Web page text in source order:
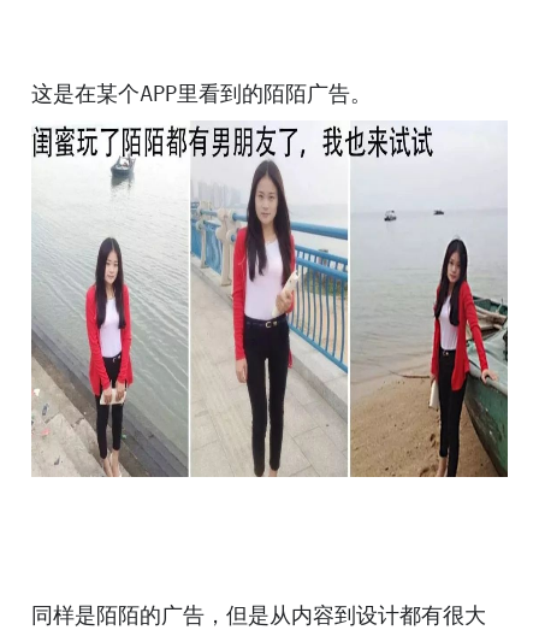
这是在某个APP里看到的陌陌广告。
同样是陌陌的广告，但是从内容到设计都有很大